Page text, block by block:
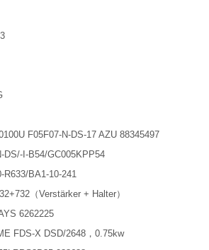
F05F07-N-DS-17 AZU 88345497
DS/-I-B54/GC005KPP54
R633/BA1-10-241
（Verstärker + Halter）
6262225
FDS-X DSD/2648，0.75kw